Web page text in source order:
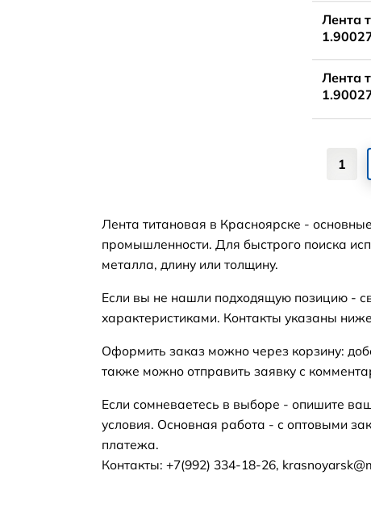
Лента
Лента
1
Лента титановая в Красноярске -
промышленности. Для быстрого поиска
металла, длину или толщину.
Если вы не нашли подходящую позицию -
характеристиками. Контакты указаны
Оформить заказ можно через корзину:
также можно отправить заявку с
Если сомневаетесь в выборе - опишите
условия. Основная работа - с оптовыми
платежа.
Контакты: +7(992) 334-18-26,